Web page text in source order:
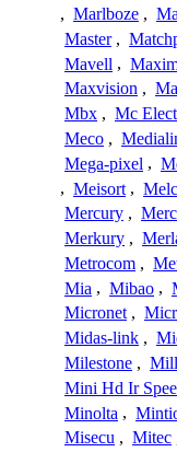
, Marlboze ,
Master ,
Mavell ,
Maxvision ,
Mbx , Mc
Meco ,
Mega-pixel ,
, Meisort ,
Mercury ,
Merkury ,
Metrocom ,
Mia , Mibao ,
Micronet ,
Midas-link ,
Milestone ,
Mini Hd Ir
Minolta ,
Misecu , Mitec